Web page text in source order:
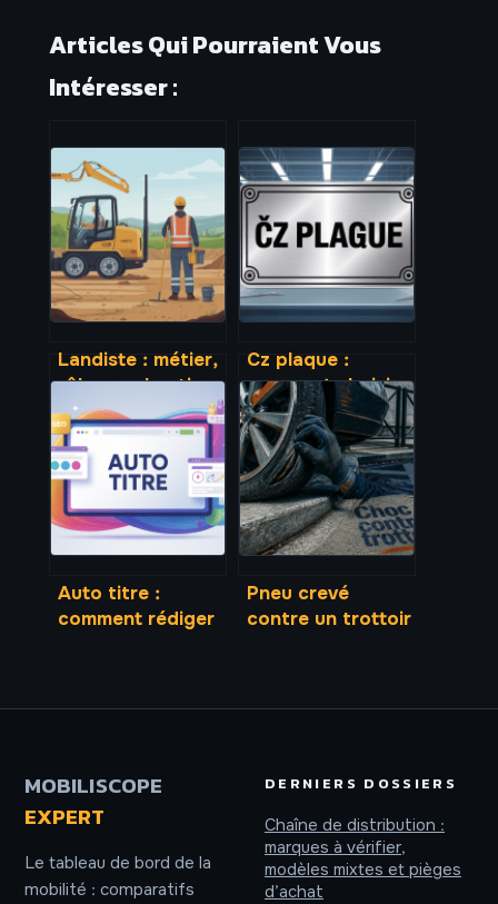
Articles Qui Pourraient Vous
Intéresser :
Landiste : métier,
rôle sur chantier
et salaire en 2026
Cz plaque :
comment choisir,
poser et utiliser
cette pièce
métallique
Auto titre :
comment rédiger
Pneu crevé
contre un trottoir
MOBILISCOPE
EXPERT
Le tableau de bord de la
mobilité : comparatifs
DERNIERS DOSSIERS
Chaîne de distribution :
marques à vérifier,
modèles mixtes et pièges
d’achat